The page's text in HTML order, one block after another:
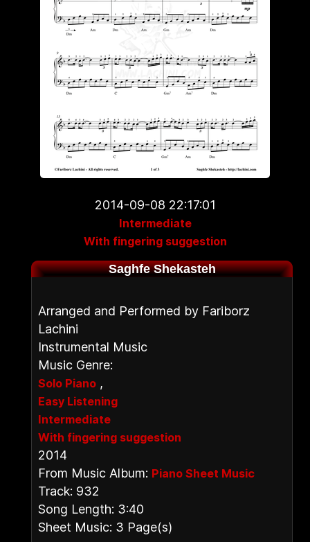
2014-09-08 22:17:01
Intermediate
With fingering suggestion
Saghfe Shekasteh
Arranged and Performed by Fariborz
Lachini
Instrumental Music
Music Genre:
Solo Piano ,
Easy Listening
Intermediate
With fingering suggestion
2014
From Music Album: Piano Sheet Music
Track: 932
Song Length: 3:40
Sheet Music: 3 Page(s)